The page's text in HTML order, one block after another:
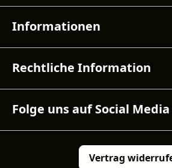
Informationen
Rechtliche Information
Folge uns auf Social Media
Vertrag